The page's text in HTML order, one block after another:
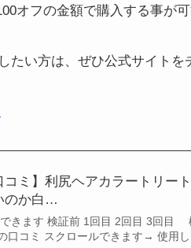
オフの金額で購入する事が可
たい方は、ぜひ公式サイトを
コミ】利尻ヘアカラートリー
のか白…
きます 検証前 1回目 2回目 3回目
口コミ スクロールできます→ 使用